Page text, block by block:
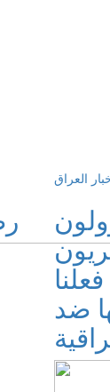
العراق
ضد